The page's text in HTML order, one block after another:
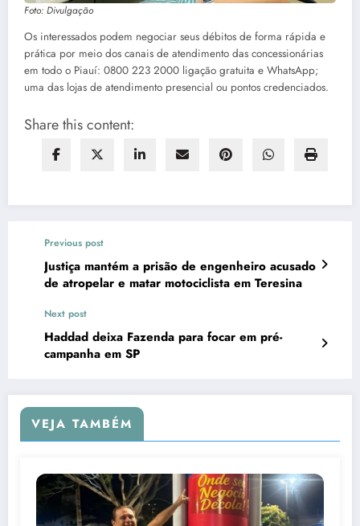
Foto: Divulgação
Os interessados podem negociar seus débitos de forma rápida e
prática por meio dos canais de atendimento das concessionárias
em todo o Piauí: 0800 223 2000 ligação gratuita e WhatsApp;
uma das lojas de atendimento presencial ou pontos credenciados.
Share this content:
Previous post
Justiça mantém a prisão de engenheiro acusado
de atropelar e matar motociclista em Teresina
Next post
Haddad deixa Fazenda para focar em pré-
campanha em SP
VEJA TAMBÉM